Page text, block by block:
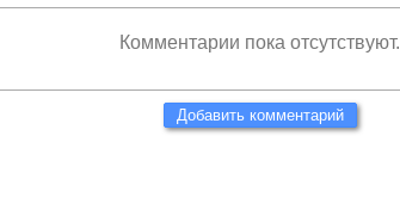
Комментарии пока отсутствуют.
Добавить комментарий